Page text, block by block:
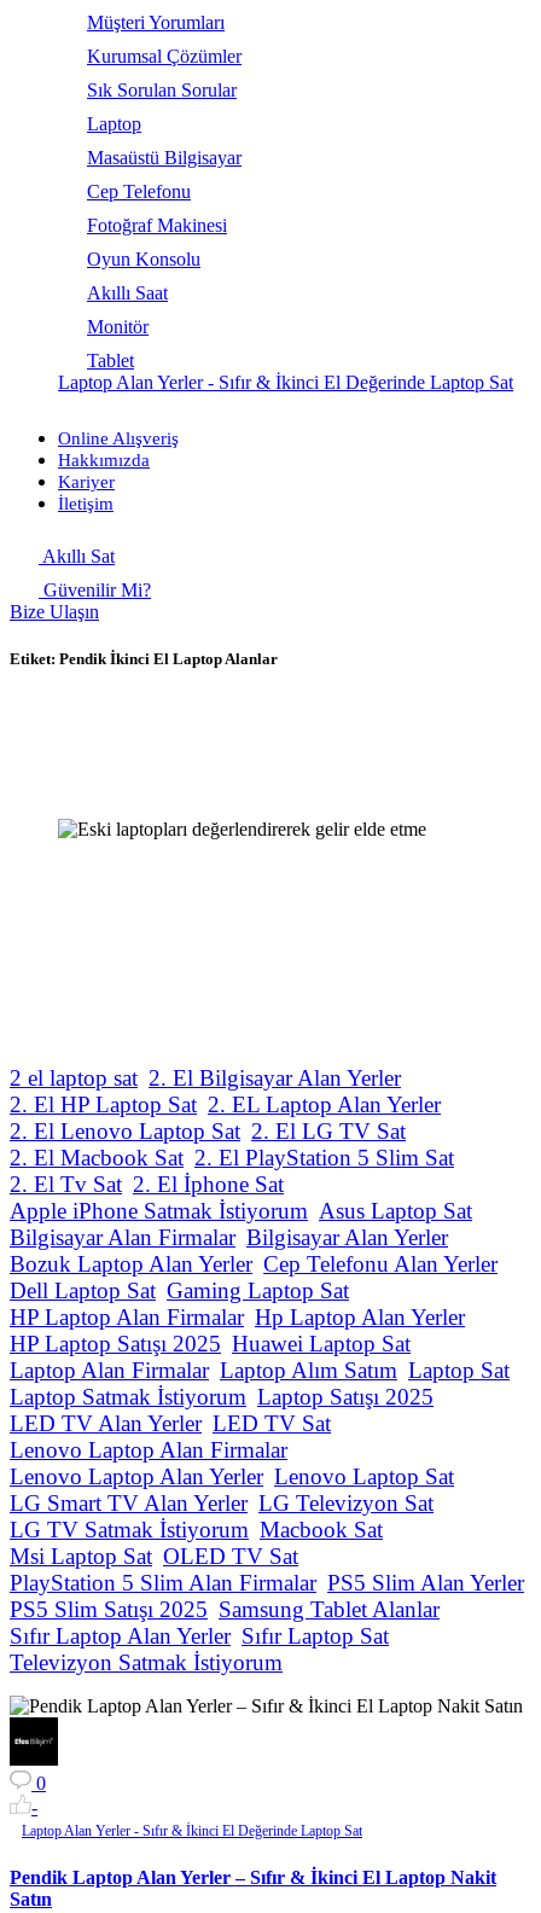
Müşteri Yorumları
Kurumsal Çözümler
Sık Sorulan Sorular
Laptop
Masaüstü Bilgisayar
Cep Telefonu
Fotoğraf Makinesi
Oyun Konsolu
Akıllı Saat
Monitör
Tablet
Laptop Alan Yerler - Sıfır & İkinci El Değerinde Laptop Sat
Online Alışveriş
Hakkımızda
Kariyer
İletişim
Akıllı Sat
Güvenilir Mi?
Bize Ulaşın
Etiket: Pendik İkinci El Laptop Alanlar
2 el laptop sat 2. El Bilgisayar Alan Yerler
2. El HP Laptop Sat 2. EL Laptop Alan Yerler
2. El Lenovo Laptop Sat 2. El LG TV Sat
2. El Macbook Sat 2. El PlayStation 5 Slim Sat
2. El Tv Sat 2. El İphone Sat
Apple iPhone Satmak İstiyorum Asus Laptop Sat
Bilgisayar Alan Firmalar Bilgisayar Alan Yerler
Bozuk Laptop Alan Yerler Cep Telefonu Alan Yerler
Dell Laptop Sat Gaming Laptop Sat
HP Laptop Alan Firmalar Hp Laptop Alan Yerler
HP Laptop Satışı 2025 Huawei Laptop Sat
Laptop Alan Firmalar Laptop Alım Satım Laptop Sat
Laptop Satmak İstiyorum Laptop Satışı 2025
LED TV Alan Yerler LED TV Sat
Lenovo Laptop Alan Firmalar
Lenovo Laptop Alan Yerler Lenovo Laptop Sat
LG Smart TV Alan Yerler LG Televizyon Sat
LG TV Satmak İstiyorum Macbook Sat
Msi Laptop Sat OLED TV Sat
PlayStation 5 Slim Alan Firmalar PS5 Slim Alan Yerler
PS5 Slim Satışı 2025 Samsung Tablet Alanlar
Sıfır Laptop Alan Yerler Sıfır Laptop Sat
Televizyon Satmak İstiyorum
0
-
Laptop Alan Yerler - Sıfır & İkinci El Değerinde Laptop Sat
Pendik Laptop Alan Yerler – Sıfır & İkinci El Laptop Nakit
Satın